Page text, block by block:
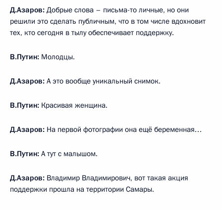
Д.Азаров: Добрые слова – письма-то личные, но они
решили это сделать публичным, что в том числе вдохновит
тех, кто сегодня в тылу обеспечивает поддержку.
В.Путин: Молодцы.
Д.Азаров: А это вообще уникальный снимок.
В.Путин: Красивая женщина.
Д.Азаров: На первой фотографии она ещё беременная…
В.Путин: А тут с малышом.
Д.Азаров: Владимир Владимирович, вот такая акция
поддержки прошла на территории Самары.